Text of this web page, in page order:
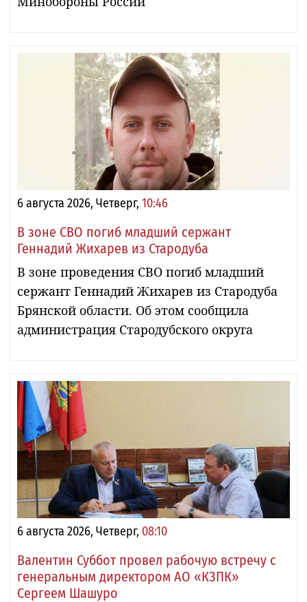
6 августа 2026, Четверг, 10:46
В зоне СВО погиб младший сержант
Геннадий Жихарев из Стародуба
В зоне проведения СВО погиб младший
сержант Геннадий Жихарев из Стародуба
Брянской области. Об этом сообщила
администрация Стародубского округа
6 августа 2026, Четверг, 08:10
Валентин Суббот провел рабочую встречу с
генеральным директором АО «КЗПК»
Сергеем Шашуро